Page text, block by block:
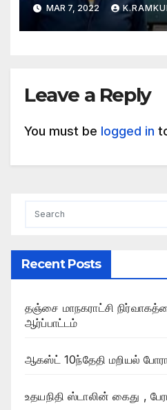
MAR 7, 2022
Leave a Reply
You must be logged in
Recent Posts
தஞ்சை மாநகராட்சி
ஆர்ப்பாட்டம்
ஆகஸ்ட் 10ந்தேதி மறியல்
உதயநிதி ஸ்டாலின் கைது ,